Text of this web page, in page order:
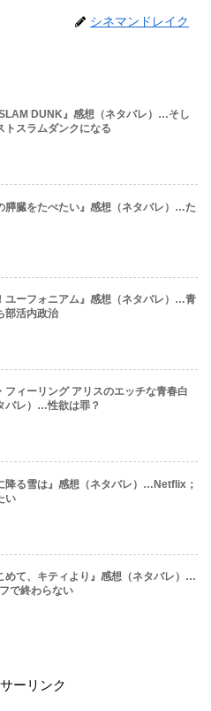
シネマンドレイク
SLAM DUNK』感想（ネタバレ）…そし
トスラムダンクになる
膵臓をたべたい』感想（ネタバレ）…た
ユーフォニアム』感想（ネタバレ）…青
部活内政治
フィーリング アリスのエッチな青春白
バレ）…性欲は罪？
降る雪は』感想（ネタバレ）…Netflix；
い
めて、キティより』感想（ネタバレ）…
で終わらない
ーリンク